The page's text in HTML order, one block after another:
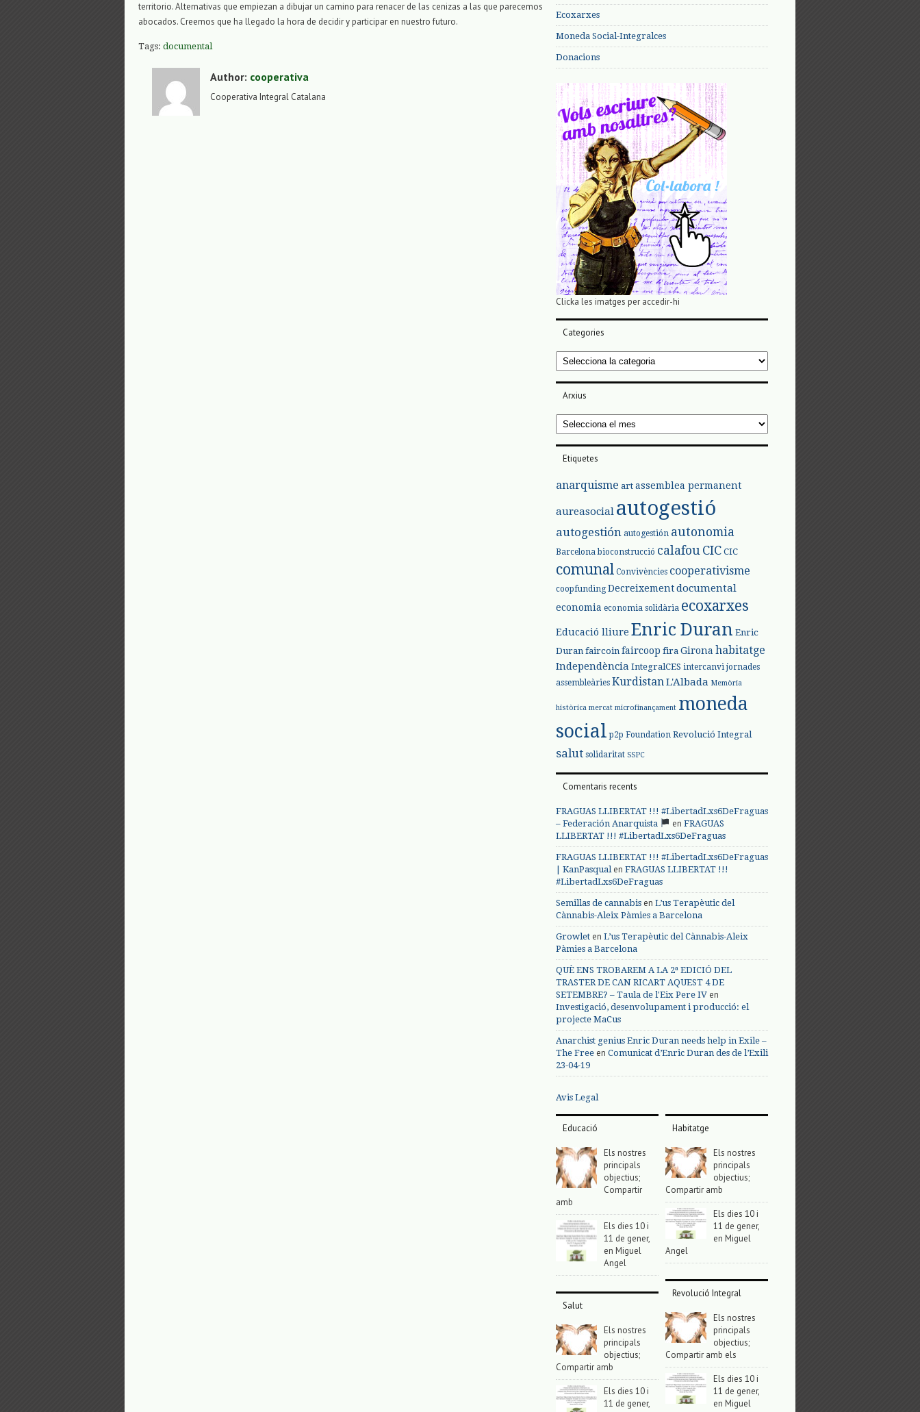
territorio. Alternativas que empiezan a dibujar un camino para renacer de las cenizas a las que parecemos
abocados. Creemos que ha llegado la hora de decidir y participar en nuestro futuro.
Tags: documental
Author: cooperativa
Cooperativa Integral Catalana
Ecoxarxes
Moneda Social-Integralces
Donacions
Clicka les imatges per accedir-hi
Categories
Categories
Arxius
Arxius
Etiquetes
anarquisme art assemblea permanent
aureasocial autogestió
autogestión autogestión autonomia
Barcelona bioconstrucció calafou CIC CIC
comunal Convivències cooperativisme
coopfunding Decreixementdocumental
economia economia solidària ecoxarxes
Educació lliure Enric Duran Enric
Duran faircoin faircoop fira Girona habitatge
Independència IntegralCES intercanvi jornades
assembleàries Kurdistan L'Albada Memòria
històrica mercat microfinançament moneda
social p2p Foundation Revolució Integral
salut solidaritat SSPC
Comentaris recents
FRAGUAS LLIBERTAT !!! #LibertadLxs6DeFraguas
– Federación Anarquista
en FRAGUAS
LLIBERTAT !!! #LibertadLxs6DeFraguas
FRAGUAS LLIBERTAT !!! #LibertadLxs6DeFraguas
| KanPasqualen FRAGUAS LLIBERTAT !!!
#LibertadLxs6DeFraguas
Semillas de cannabis en L’us Terapèutic del
Cànnabis-Aleix Pàmies a Barcelona
Growlet en L’us Terapèutic del Cànnabis-Aleix
Pàmies a Barcelona
QUÈ ENS TROBAREM A LA 2ª EDICIÓ DEL
TRASTER DE CAN RICART AQUEST 4 DE
SETEMBRE? – Taula de l'Eix Pere IV en
Investigació, desenvolupament i producció: el
projecte MaCus
Anarchist genius Enric Duran needs help in Exile –
The Free en Comunicat d’Enric Duran des de l’Exili
23-04-19
Avis Legal
Educació
Els nostres
principals
objectius;
Compartir
amb
Els dies 10 i
11 de gener,
en Miguel
Angel
Salut
Els nostres
principals
objectius;
Compartir amb
Els dies 10 i
11 de gener,
Habitatge
Els nostres
principals
objectius;
Compartir amb
Els dies 10 i
11 de gener,
en Miguel
Angel
Revolució Integral
Els nostres
principals
objectius;
Compartir amb els
Els dies 10 i
11 de gener,
en Miguel